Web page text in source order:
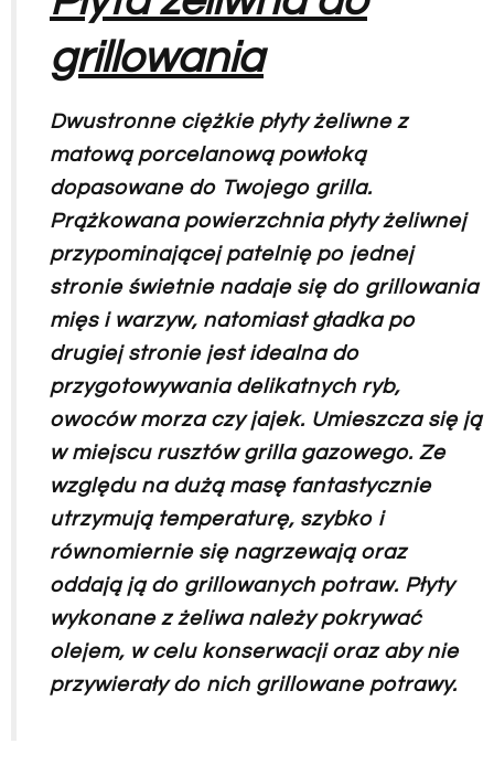
grillowania
Dwustronne ciężkie płyty żeliwne z
matową porcelanową powłoką
dopasowane do Twojego grilla.
Prążkowana powierzchnia płyty żeliwnej
przypominającej patelnię po jednej
stronie świetnie nadaje się do grillowania
mięs i warzyw, natomiast gładka po
drugiej stronie jest idealna do
przygotowywania delikatnych ryb,
owoców morza czy jajek. Umieszcza się ją
w miejscu rusztów grilla gazowego. Ze
względu na dużą masę fantastycznie
utrzymują temperaturę, szybko i
równomiernie się nagrzewają oraz
oddają ją do grillowanych potraw. Płyty
wykonane z żeliwa należy pokrywać
olejem, w celu konserwacji oraz aby nie
przywierały do nich grillowane potrawy.